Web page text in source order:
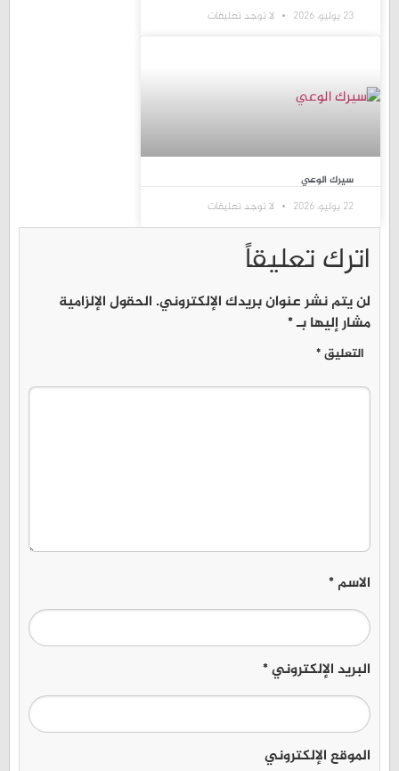
23 يوليو، 2026 لا توجد تعليقات
سيرك الوعي
22 يوليو، 2026 لا توجد تعليقات
اترك تعليقاً
لن يتم نشر عنوان بريدك الإلكتروني. الحقول الإلزامية
مشار إليها بـ*
التعليق*
الاسم*
البريد الإلكتروني*
الموقع الإلكتروني